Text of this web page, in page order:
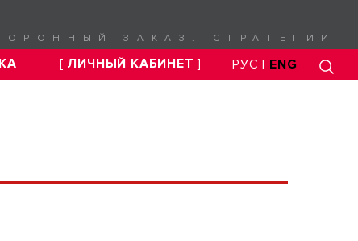
ЗАКАЗ. СТРАТЕГИИ
[ ЛИЧНЫЙ КАБИНЕТ ] РУС | ENG